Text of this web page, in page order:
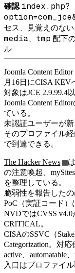
確認 index.php?
セス、見覚えのな
media tmp 配下
ル
Joomla Content
月16日にCISA KEV
対象はJCE 2.9.99.4
Joomla Content
ている。
未認証ユーザーが
そのプロファイル
で到達できる。
The Hacker News
の注意喚起、
を整理している。
脆弱性を報告したの
PoC（実証コード）
NVDではCVSS v4.0
CRITICAL。
CISAのSSVC（
Categorization。対
active、automatable
入口はプロファイ